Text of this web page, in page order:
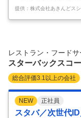
スシローのパートはピ
るのはお持ち帰り商品
清掃など。あなたの元
すしの調理や仕込み、
家事の合間や保育園の
お仕事…
提供：株式会社あきんどス
レストラン・フード
スターバックスコ
総合評価3.1 以上の会社
NEW 正社員
スタバ／次世代